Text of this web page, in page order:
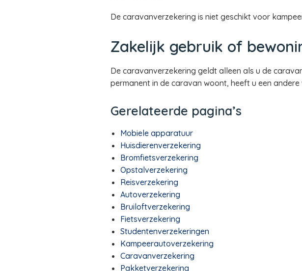
De caravanverzekering is niet geschikt voor
Zakelijk gebruik of
De caravanverzekering geldt alleen als u de
permanent in de caravan woont, heeft u een
Gerelateerde pagina’s
Mobiele apparatuur
Huisdierenverzekering
Bromfietsverzekering
Opstalverzekering
Reisverzekering
Autoverzekering
Bruiloftverzekering
Fietsverzekering
Studentenverzekeringen
Kampeerautoverzekering
Caravanverzekering
Pakketverzekering